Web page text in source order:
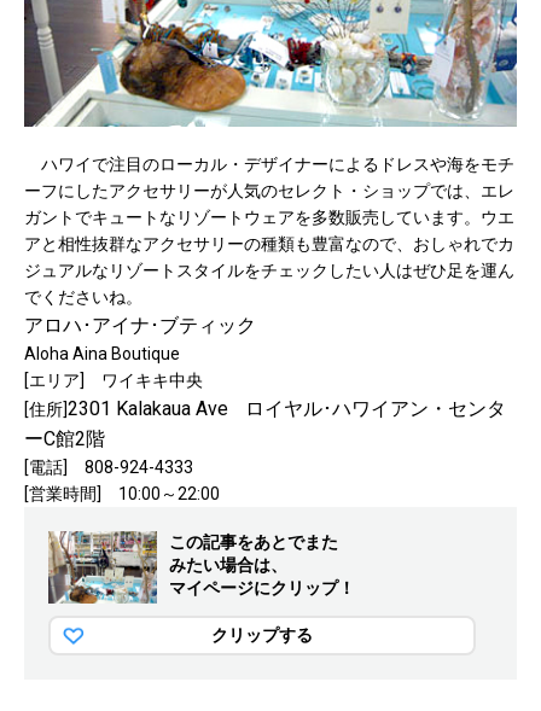
ハワイで注目のローカル・デザイナーによるドレスや海をモチ
ーフにしたアクセサリーが人気のセレクト・ショップでは、エレ
ガントでキュートなリゾートウェアを多数販売しています。ウエ
アと相性抜群なアクセサリーの種類も豊富なので、おしゃれでカ
ジュアルなリゾートスタイルをチェックしたい人はぜひ足を運ん
でくださいね。
アロハ･アイナ･ブティック
Aloha Aina Boutique
[エリア] ワイキキ中央
[住所]2301 Kalakaua Ave
ロイヤル･ハワイアン・センタ
ーC館2階
[電話] 808-924-4333
[営業時間] 10:00～22:00
この記事をあとでまた
みたい場合は、
マイページにクリップ！
クリップする